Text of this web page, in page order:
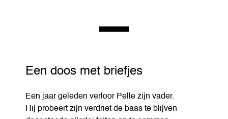
Een doos met briefjes
Een jaar geleden verloor Pelle zijn vader.
Hij probeert zijn verdriet de baas te blijven